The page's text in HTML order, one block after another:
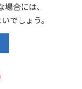
合には、
でしょう。